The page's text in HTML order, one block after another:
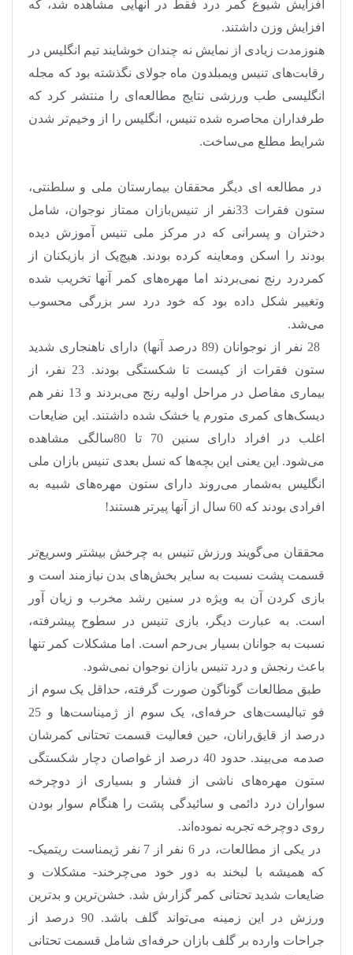
افزایش شیوع کمر درد فقط در آنهایی مشاهده شد، که
افزایش وزن داشتند.
هنوزمدت زیادی از نمایش نه چندان خوشایند تیم انگلیس در
رقابت‌های تنیس ویمبلدون ماه جولای نگذشته بود که مجله
انگلیسی طب ورزشی نتایج مطالعه‌ای را منتشر کرد که
طرفداران محاصره شده تنیس، انگلیس را از وخیم‌تر شدن
شرایط مطلع می‌ساخت.
در مطالعه ای دیگر محققان بیمارستان ملی و سلطنتی،
ستون فقرات 33نفر از تنیس‌بازان ممتاز نوجوان، شامل
دختران و پسرانی که در مرکز ملی تنیس آموزش دیده
بودند را اسکن ومعاینه کرده بودند. هیچ‌یک از بازیکنان از
کمردرد رنج نمی‌بردند اما مهره‌های کمر آنها تخریب شده
وتغییر شکل داده بود که خود درد سر بزرگی محسوب
می‌شد.
28
نفر از نوجوانان (89 درصد آنها) دارای ناهنجاری شدید
ستون فقرات از کیست تا شکستگی بودند. 23 نفر، از
بیماری مفاصل در مراحل اولیه رنج می‌بردند و 13 نفر هم
دیسک‌های کمری متورم یا خشک شده داشتند. این ضایعات
اغلب در افراد دارای سنین 70 تا 80سالگی مشاهده
می‌شود. این یعنی این بچه‌ها که نسل بعدی تنیس بازان ملی
انگلیس به‌شمار می‌روند دارای ستون مهره‌های شبیه به
افرادی بودند که 60 سال از آنها پیرتر هستند
!
محققان می‌گویند ورزش تنیس به چرخش بیشتر وسریع‌تر
قسمت پشت نسبت به سایر بخش‌های بدن نیازمند است و
بازی کردن آن به ویژه در سنین رشد مخرب و زیان آور
است. به عبارت دیگر، بازی تنیس در سطوح پیشرفته،
نسبت به جوانان بسیار بی‌رحم است. اما مشکلات کمر تنها
باعث رنجش و درد تنیس بازان نوجوان نمی‌شود.
طبق مطالعات گوناگون صورت گرفته، حداقل یک سوم از
فو تبالیست‌های حرفه‌ای، یک سوم از ژمیناست‌ها و 25
درصد از قایق‌رانان، حین فعالیت قسمت تحتانی کمرشان
صدمه می‌بیند. حدود 40 درصد از غواصان دچار شکستگی
ستون مهره‌های ناشی از فشار و بسیاری از دوچرخه
سواران درد دائمی و سائیدگی پشت را هنگام سوار بودن
روی دوچرخه تجربه نموده‌اند.
در یکی از مطالعات، در 6 نفر از 7 نفر ژیمناست ریتمیک-
که همیشه با لبخند به دور خود می‌چرخند- مشکلات و
ضایعات شدید تحتانی کمر گزارش شد. خشن‌ترین و بد‌ترین
ورزش در این زمینه می‌تواند گلف باشد. 90 درصد از
جراحات وارده بر گلف بازان حرفه‌ای شامل قسمت تحتانی